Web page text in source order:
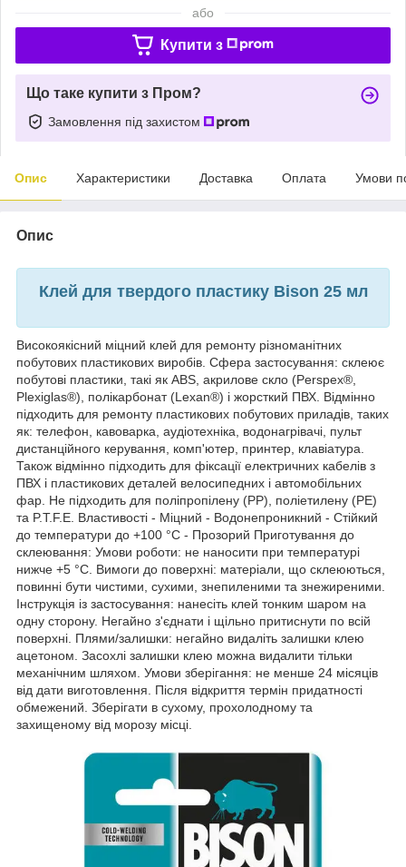
або
Купити з
Що таке купити з Пром?
Замовлення під захистом
Опис Характеристики Доставка Оплата Умови
Опис
Клей для твердого пластику Bison 25 мл
Високоякісний міцний клей для ремонту різноманітних
побутових пластикових виробів. Сфера застосування: склеює
побутові пластики, такі як ABS, акрилове скло (Perspex®,
Plexiglas®), полікарбонат (Lexan®) і жорсткий ПВХ. Відмінно
підходить для ремонту пластикових побутових приладів, таких
як: телефон, кавоварка, аудіотехніка, водонагрівачі, пульт
дистанційного керування, комп'ютер, принтер, клавіатура.
Також відмінно підходить для фіксації електричних кабелів з
ПВХ і пластикових деталей велосипедних і автомобільних
фар. Не підходить для поліпропілену (PP), поліетилену (PE)
та P.T.F.E. Властивості - Міцний - Водонепроникний - Стійкий
до температури до +100 °C - Прозорий Приготування до
склеювання: Умови роботи: не наносити при температурі
нижче +5 °C. Вимоги до поверхні: матеріали, що склеюються,
повинні бути чистими, сухими, знепиленими та знежиреними.
Інструкція із застосування: нанесіть клей тонким шаром на
одну сторону. Негайно з'єднати і щільно притиснути по всій
поверхні. Плями/залишки: негайно видаліть залишки клею
ацетоном. Засохлі залишки клею можна видалити тільки
механічним шляхом. Умови зберігання: не менше 24 місяців
від дати виготовлення. Після відкриття термін придатності
обмежений. Зберігати в сухому, прохолодному та
захищеному від морозу місці.